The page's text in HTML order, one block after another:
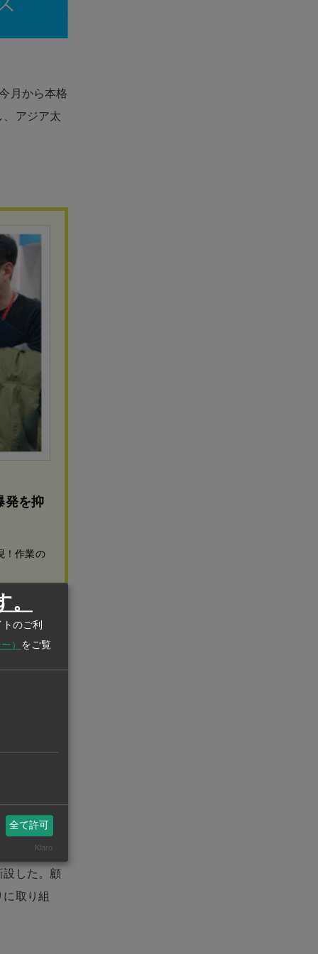
月から本格
アジア太
発を抑
！作業の
工場にマ
ンを導入
好調で、
はタイ国
に構える
トンから
）でマヨ
いう。
設した。顧
取り組
のご利
） をご覧
全て許可
Klaro